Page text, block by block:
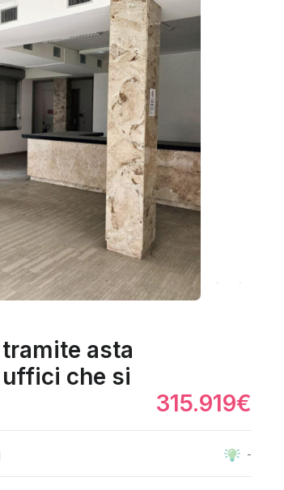
asta
che si
315.919€
-